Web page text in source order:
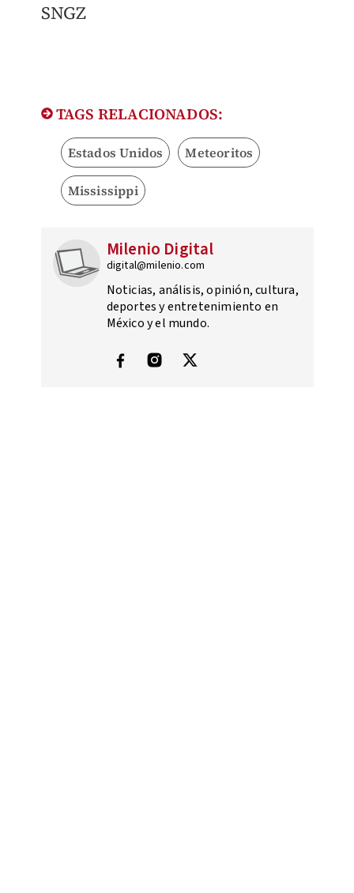
SNGZ
TAGS RELACIONADOS:
Estados Unidos Meteoritos
Mississippi
Milenio Digital
digital@milenio.com
Noticias, análisis, opinión, cultura,
deportes y entretenimiento en
México y el mundo.